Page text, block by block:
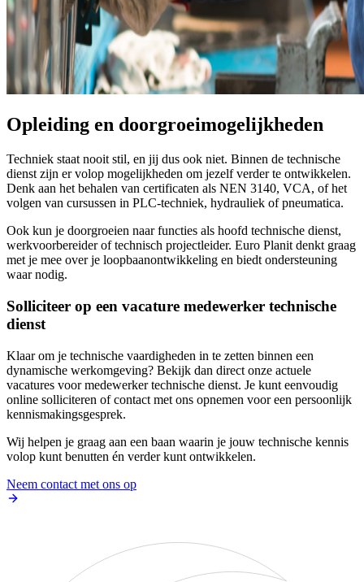
Opleiding en doorgroeimogelijkheden
Techniek staat nooit stil, en jij dus ook niet. Binnen de technische
dienst zijn er volop mogelijkheden om jezelf verder te ontwikkelen.
Denk aan het behalen van certificaten als NEN 3140, VCA, of het
volgen van cursussen in PLC-techniek, hydrauliek of pneumatica.
Ook kun je doorgroeien naar functies als hoofd technische dienst,
werkvoorbereider of technisch projectleider. Euro Planit denkt graag
met je mee over je loopbaanontwikkeling en biedt ondersteuning
waar nodig.
Solliciteer op een vacature medewerker technische
dienst
Klaar om je technische vaardigheden in te zetten binnen een
dynamische werkomgeving? Bekijk dan direct onze actuele
vacatures voor medewerker technische dienst. Je kunt eenvoudig
online solliciteren of contact met ons opnemen voor een persoonlijk
kennismakingsgesprek.
Wij helpen je graag aan een baan waarin je jouw technische kennis
volop kunt benutten én verder kunt ontwikkelen.
Neem contact met ons op